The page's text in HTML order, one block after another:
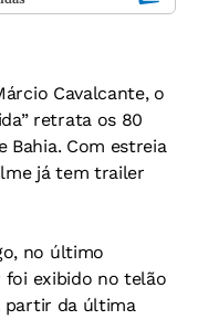
Cavalcante, o
retrata os 80
Bahia. Com estreia
já tem trailer
no último
foi exibido no telão
partir da última